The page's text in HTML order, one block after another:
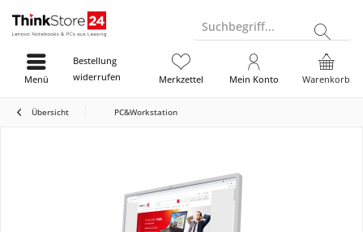
Suchbegriff...
Bestellung
widerrufen
Warenkorb
Merkzettel Mein Konto
Menü
Übersicht PC&Workstation